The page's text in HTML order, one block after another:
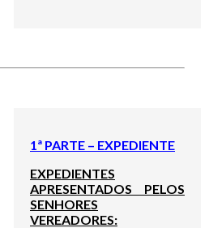
1ª PARTE – EXPEDIENTE
EXPEDIENTES
APRESENTADOS PELOS
SENHORES
VEREADORES: